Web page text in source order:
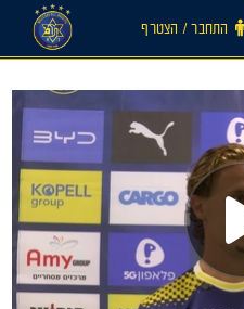
התחבר ‪/‬ הצטרף